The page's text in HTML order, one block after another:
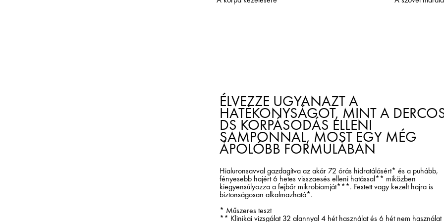
ÉLVEZZE UGYANAZT A
HATÉKONYSÁGOT, MINT A
DS KORPÁSODÁS ELLENI
SAMPONNAL, MOST EGY MÉG
ÁPOLÓBB FORMULÁBAN
Hialuronsavval gazdagítva az akár 72 órás hidratálásért* és a puhább,
fényesebb hajért 6 hetes visszaesés elleni hatással** miközben
kiegyensúlyozza a fejbőr mikrobiomját***. Festett vagy kezelt hajra is
biztonságosan alkalmazható*.
* Műszeres teszt
** Klinikai vizsgálat 32 alannyal 4 hét használat és 6 hét nem használat